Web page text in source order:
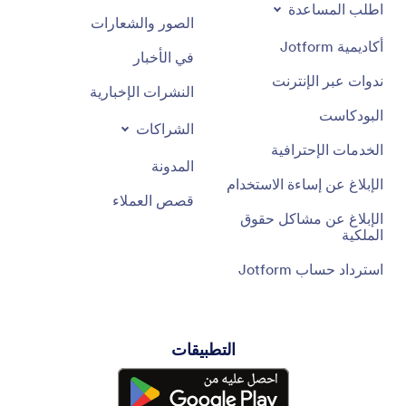
اطلب المساعدة
أكاديمية Jotform
ندوات عبر الإنترنت
البودكاست
الخدمات الإحترافية
الإبلاغ عن إساءة الاستخدام
الإبلاغ عن مشاكل حقوق
الملكية
استرداد حساب Jotform
الصور والشعارات
في الأخبار
النشرات الإخبارية
الشراكات
المدونة
قصص العملاء
التطبيقات